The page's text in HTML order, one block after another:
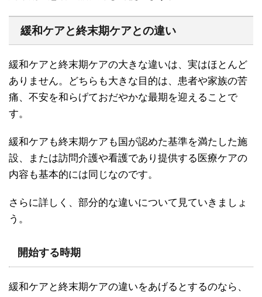
緩和ケアと終末期ケアとの違い
緩和ケアと終末期ケアの大きな違いは、実はほとんど
ありません。どちらも大きな目的は、患者や家族の苦
痛、不安を和らげておだやかな最期を迎えることで
す。
緩和ケアも終末期ケアも国が認めた基準を満たした施
設、または訪問介護や看護であり提供する医療ケアの
内容も基本的には同じなのです。
さらに詳しく、部分的な違いについて見ていきましょ
う。
開始する時期
緩和ケアと終末期ケアの違いをあげるとするのなら、